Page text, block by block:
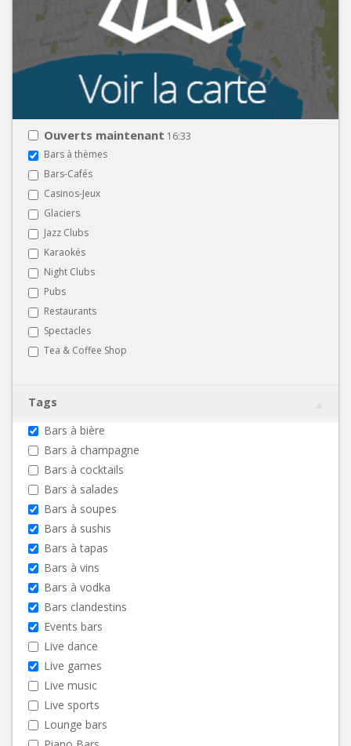
Ouverts maintenant 16:33
Bars à thèmes
Bars-Cafés
Casinos-Jeux
Glaciers
Jazz Clubs
Karaokés
Night Clubs
Pubs
Restaurants
Spectacles
Tea & Coffee Shop
Tags
Bars à bière
Bars à champagne
Bars à cocktails
Bars à salades
Bars à soupes
Bars à sushis
Bars à tapas
Bars à vins
Bars à vodka
Bars clandestins
Events bars
Live dance
Live games
Live music
Live sports
Lounge bars